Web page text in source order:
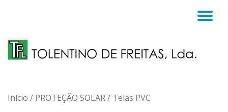
content
Início / PROTEÇÃO SOLAR/ Telas PVC